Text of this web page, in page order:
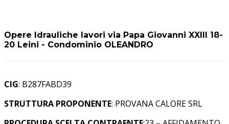
Opere Idrauliche lavori via Papa Giovanni XXIII 18-
20 Leini - Condominio OLEANDRO
CIG: B287FABD39
STRUTTURA PROPONENTE: PROVANA CALORE SRL